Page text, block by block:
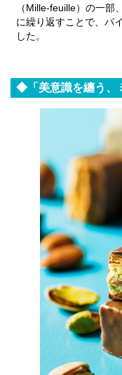
（Mille-feuille）の一
に繰り返すことで、パ
した。
◆「美意識を纏う、